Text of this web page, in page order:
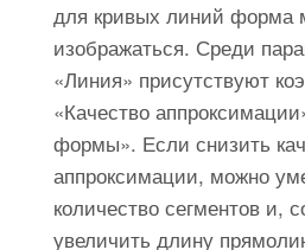
для кривых линий форма
изображаться. Среди
«Линия» присутствуют
«Качество
формы». Если снизить
аппроксимации, можно
количество сегментов и,
увеличить длину